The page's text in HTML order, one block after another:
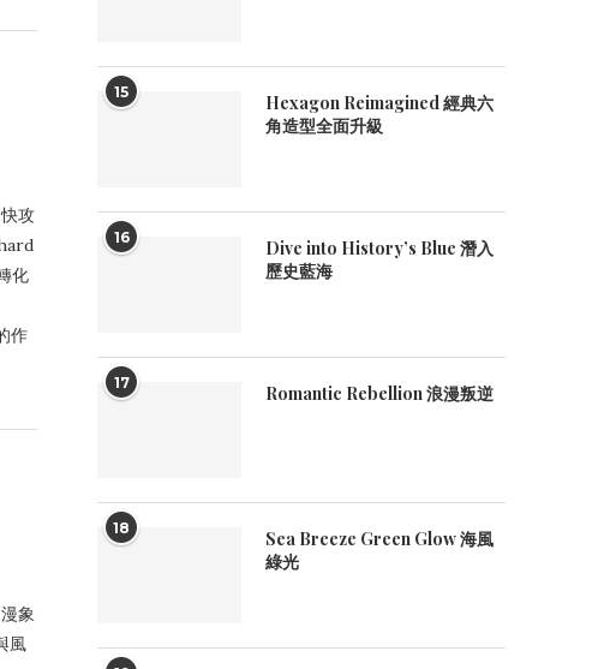
攻
化
作
象
風
15
Hexagon Reimagined 經典六
角造型全面升級
16
Dive into History’s Blue 潛入
歷史藍海
17 Romantic Rebellion 浪漫叛逆
18
Sea Breeze Green Glow 海風
綠光